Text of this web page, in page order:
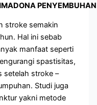
stroke semakin
Hal ini sebab
manfaat seperti
spastisitas,
setelah stroke –
Studi juga
yakni metode